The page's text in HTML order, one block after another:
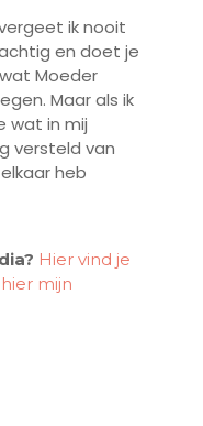
ik nooit
en doet je
Moeder
Maar als ik
wat in mij
versteld van
heb
Hier vind je
hier mijn